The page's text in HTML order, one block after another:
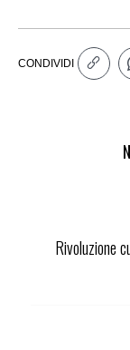
CONDIVIDI
Rivoluzione